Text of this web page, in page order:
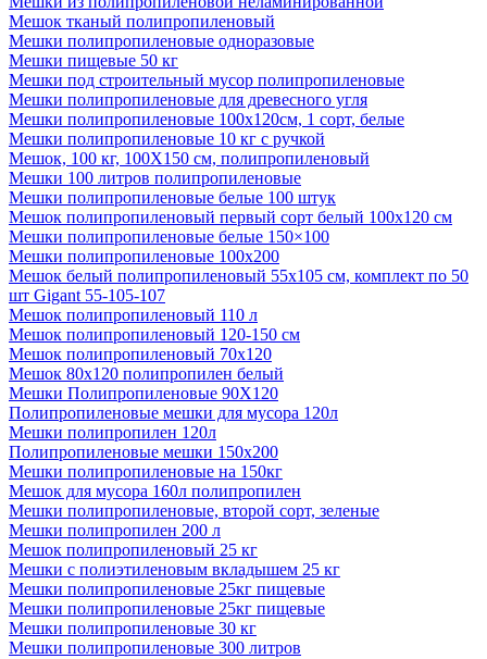
Мешок тканый полипропиленовый
Мешки полипропиленовые одноразовые
Мешки пищевые 50 кг
Мешки под строительный мусор полипропиленовые
Мешки полипропиленовые для древесного угля
Мешки полипропиленовые 100x120см, 1 сорт, белые
Мешки полипропиленовые 10 кг с ручкой
Мешок, 100 кг, 100Х150 см, полипропиленовый
Мешки 100 литров полипропиленовые
Мешки полипропиленовые белые 100 штук
Мешок полипропиленовый первый сорт белый 100х120 см
Мешки полипропиленовые белые 150×100
Мешки полипропиленовые 100х200
Мешок белый полипропиленовый 55x105 см, комплект по 50
шт Gigant 55-105-107
Мешок полипропиленовый 110 л
Мешок полипропиленовый 120-150 см
Мешок полипропиленовый 70х120
Мешок 80х120 полипропилен белый
Мешки Полипропиленовые 90Х120
Полипропиленовые мешки для мусора 120л
Мешки полипропилен 120л
Полипропиленовые мешки 150х200
Мешки полипропиленовые на 150кг
Мешок для мусора 160л полипропилен
Мешки полипропиленовые, второй сорт, зеленые
Мешки полипропилен 200 л
Мешок полипропиленовый 25 кг
Мешки с полиэтиленовым вкладышем 25 кг
Мешки полипропиленовые 25кг пищевые
Мешки полипропиленовые 25кг пищевые
Мешки полипропиленовые 30 кг
Мешки полипропиленовые 300 литров